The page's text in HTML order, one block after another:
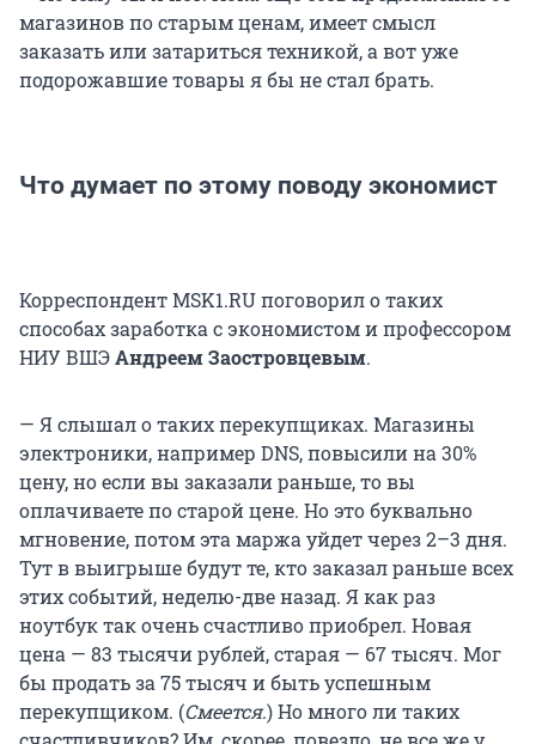
магазинов по старым ценам, имеет смысл
заказать или затариться техникой, а вот уже
подорожавшие товары я бы не стал брать.
Что думает по этому поводу экономист
Корреспондент MSK1.RU поговорил о таких
способах заработка с экономистом и профессором
НИУ ВШЭАндреем Заостровцевым.
— Я слышал о таких перекупщиках. Магазины
электроники, например DNS, повысили на 30%
цену, но если вы заказали раньше, то вы
оплачиваете по старой цене. Но это буквально
мгновение, потом эта маржа уйдет через 2–3 дня.
Тут в выигрыше будут те, кто заказал раньше всех
этих событий, неделю-две назад. Я как раз
ноутбук так очень счастливо приобрел. Новая
цена — 83 тысячи рублей, старая — 67 тысяч. Мог
бы продать за 75 тысяч и быть успешным
перекупщиком. (Смеется.) Но много ли таких